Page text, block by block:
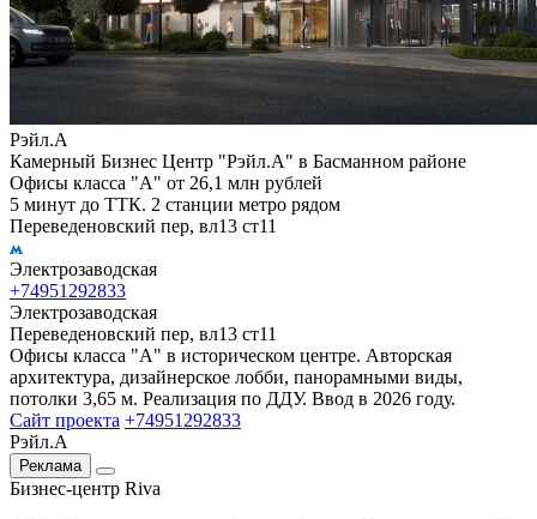
Рэйл.А
Камерный Бизнес Центр "Рэйл.А" в Басманном районе
Офисы класса "А" от 26,1 млн рублей
5 минут до ТТК. 2 станции метро рядом
Переведеновский пер, вл13 ст11
Электрозаводская
+74951292833
Электрозаводская
Переведеновский пер, вл13 ст11
Офисы класса "А" в историческом центре. Авторская
архитектура, дизайнерское лобби, панорамными виды,
потолки 3,65 м. Реализация по ДДУ. Ввод в 2026 году.
Сайт проекта +74951292833
Рэйл.А
Реклама
Бизнес-центр Riva